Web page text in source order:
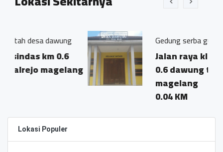
0.6
Gedung serba guna desa dawung
Jalan raya klopo sindas km
0.6 dawung tegalrejo
magelang
Lokasi Populer